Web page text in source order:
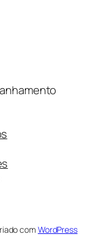
com WordPress